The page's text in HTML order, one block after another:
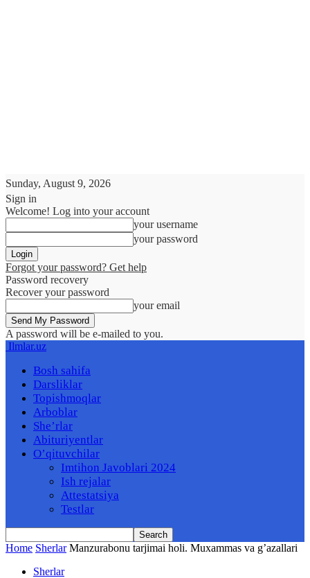
Sunday, August 9, 2026
Sign in
Welcome! Log into your account
your username
your password
Forgot your password? Get help
Password recovery
Recover your password
your email
A password will be e-mailed to you.
Ilmlar.uz
Bosh sahifa
Darsliklar
Topishmoqlar
Arboblar
She’rlar
Abituriyentlar
O’qituvchilar
Imtihon Javoblari 2024
Ish rejalar
Attestatsiya
Testlar
Home Sherlar Manzurabonu tarjimai holi. Muxammas va g’azallari
Sherlar